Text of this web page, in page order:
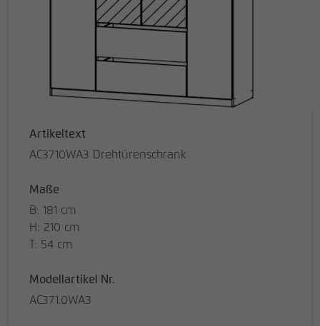
Artikeltext
AC3710WA3 Drehtürenschrank
Maße
B: 181 cm
H: 210 cm
T: 54 cm
Modellartikel Nr.
AC371.0WA3